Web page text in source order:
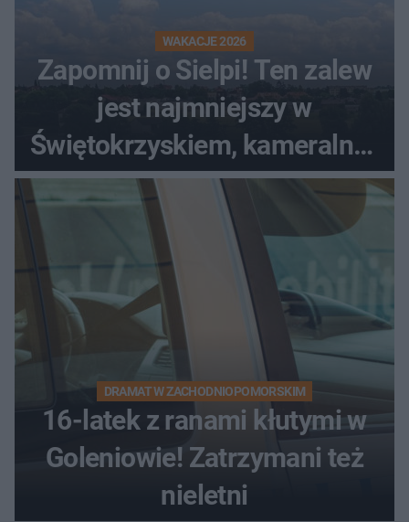
WAKACJE 2026
Zapomnij o Sielpi! Ten zalew
jest najmniejszy w
Świętokrzyskiem, kameralny i
bez tłumów
DRAMAT W ZACHODNIOPOMORSKIM
16-latek z ranami kłutymi w
Goleniowie! Zatrzymani też
nieletni